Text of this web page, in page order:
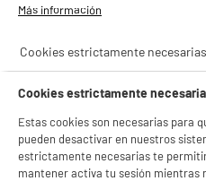
3€99
70,00€ / KG
Con el fin de mejorar tu experiencia, y
- compartir contenido adaptado a tus
- ofrecer publicidad y comunicaciones
- facilitar el intercambio de contenido
- analizar el tráfico en nuestro sitio web
Más información
Cookies estrictamente necesarias
Cookies estrictamente
Estas cookies son necesarias para
pueden desactivar en nuestros
estrictamente necesarias te
mantener activa tu sesión